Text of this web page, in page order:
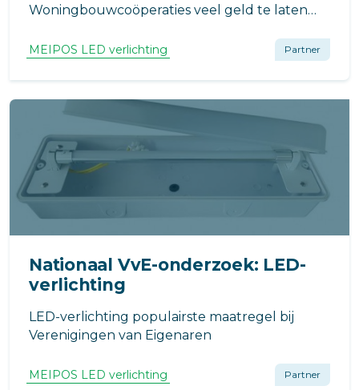
Woningbouwcoöperaties veel geld te laten
energiebesparing maar vooral op onderhoud-
levensduur LED). Hiermee voorzien wij in
meest duurzame oplossing.
MEIPOS LED verlichting Partner
Nationaal VvE-onderzoek: LED-
verlichting
LED-verlichting populairste maatregel bij
Verenigingen van Eigenaren
MEIPOS LED verlichting Partner